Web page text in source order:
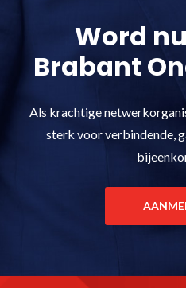
Word
Brabant
Als krachtige
sterk voor verbindende,